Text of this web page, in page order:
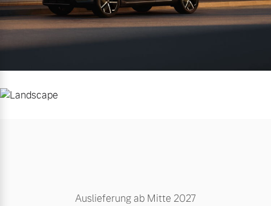
Auslieferung ab Mitte 2027